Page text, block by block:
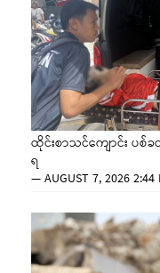
ထိုင်းစာသင်ကျောင်း ပစ်
ရ
—AUGUST 7, 2026 2:44